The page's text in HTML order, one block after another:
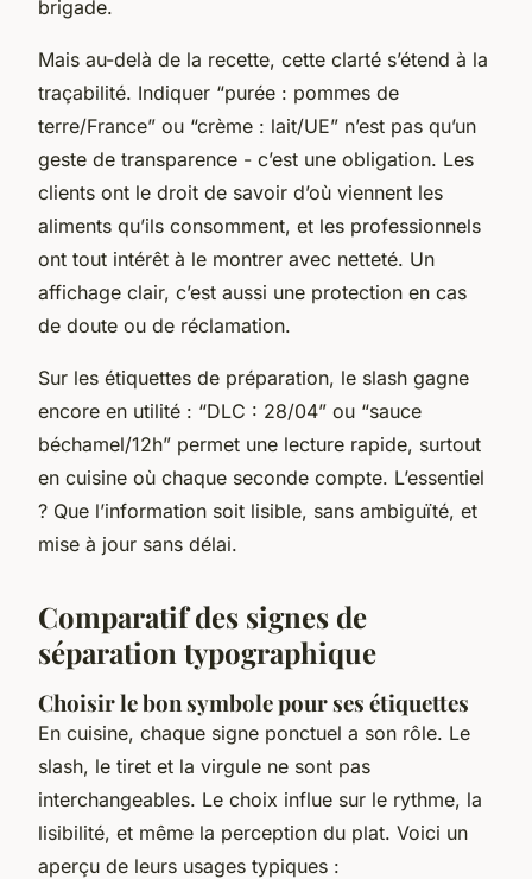
brigade.
Mais au-delà de la recette, cette clarté s’étend à la
traçabilité. Indiquer “purée : pommes de
terre/France” ou “crème : lait/UE” n’est pas qu’un
geste de transparence - c’est une obligation. Les
clients ont le droit de savoir d’où viennent les
aliments qu’ils consomment, et les professionnels
ont tout intérêt à le montrer avec netteté. Un
affichage clair, c’est aussi une protection en cas
de doute ou de réclamation.
Sur les étiquettes de préparation, le slash gagne
encore en utilité : “DLC : 28/04” ou “sauce
béchamel/12h” permet une lecture rapide, surtout
en cuisine où chaque seconde compte. L’essentiel
? Que l’information soit lisible, sans ambiguïté, et
mise à jour sans délai.
Comparatif des signes de
séparation typographique
Choisir le bon symbole pour ses étiquettes
En cuisine, chaque signe ponctuel a son rôle. Le
slash, le tiret et la virgule ne sont pas
interchangeables. Le choix influe sur le rythme, la
lisibilité, et même la perception du plat. Voici un
aperçu de leurs usages typiques :